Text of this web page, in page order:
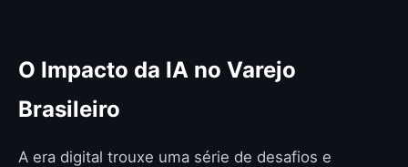
O Impacto da IA no Varejo
Brasileiro
A era digital trouxe uma série de desafios e